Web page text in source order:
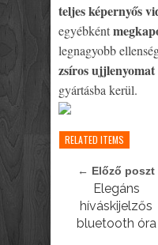
teljes képernyős
egyébként
legnagyobb
zsíros ujjlenyomat
gyártásba kerül.
RELATED ITEMS
← Előző poszt
Elegáns
híváskijelzős
bluetooth óra